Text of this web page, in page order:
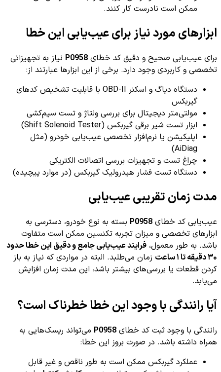
ممکن است نادرست کار کنند.
ابزارهای مورد نیاز برای عیب‌یابی این خطا
برای عیب‌یابی صحیح و دقیق کد خطای P0958 نیاز به تجهیزاتی
تخصصی و کاربردی وجود دارد. برخی از این ابزارها عبارتند از:
دستگاه دیاگ و اسکنر OBD-II با قابلیت تشخیص کدهای
گیربکس
مولتی‌متر دیجیتال برای بررسی ولتاژ و تست سیم‌کشی
ابزار تست شیر برقی گیربکس (Shift Solenoid Tester)
اپلیکیشن یا نرم‌افزار تخصصی عیب‌یابی خودرو (مثل
AiDiag)
چراغ تست و تجهیزات بررسی اتصالات الکتریکی
دستگاه تست فشار هیدرولیک گیربکس (در موارد پیچیده)
مدت زمان تقریبی عیب‌یابی
عیب‌یابی کد خطای P0958 بسته به نوع خودرو، دسترسی به
ابزارهای تخصصی و میزان تجربه تکنسین ممکن است متفاوت
باشد. به طور معمول، فرایند عیب‌یابی جامع و دقیق این خطا حدود
۳۰ دقیقه تا ۱ ساعت
زمان می‌طلبد. البته در مواردی که نیاز به باز
کردن قطعات یا بررسی‌های بیشتر باشد، این مدت زمان افزایش
می‌یابد.
آیا رانندگی با وجود این خطا خطرناک است؟
رانندگی با وجود ثبت کد خطای P0958 می‌تواند ریسک‌هایی به
همراه داشته باشد. در صورت بروز این خطا:
عملکرد گیربکس ممکن است به طور ناقص و غیر قابل